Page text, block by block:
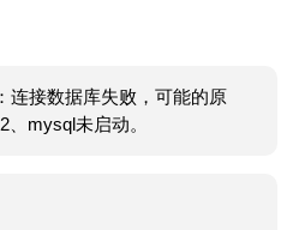
连接数据库失败，可能的原
mysql未启动。